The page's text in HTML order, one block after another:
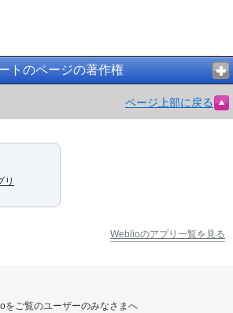
トのページの著作権
ページ上部に戻る
リ
Weblioのアプリ一覧を見る
をご覧のユーザーのみなさまへ